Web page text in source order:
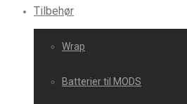
Tilbehør
Wrap
Batterier til MODS